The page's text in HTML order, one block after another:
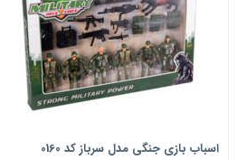
اسباب بازی جنگی مدل سرباز کد 0160